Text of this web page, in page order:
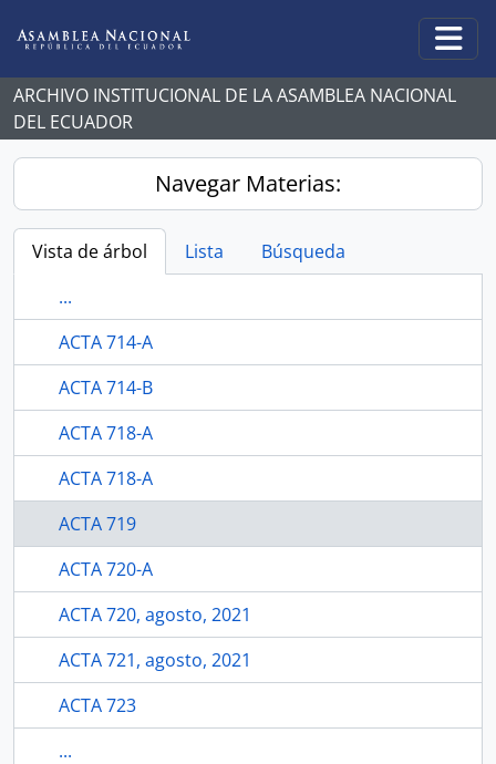
ARCHIVO INSTITUCIONAL DE LA ASAMBLEA NACIONAL
DEL ECUADOR
Navegar Materias:
Vista de árbol Lista
Búsqueda
...
ACTA 714-A
ACTA 714-B
ACTA 718-A
ACTA 718-A
ACTA 719
ACTA 720-A
ACTA 720, agosto, 2021
ACTA 721, agosto, 2021
ACTA 723
...